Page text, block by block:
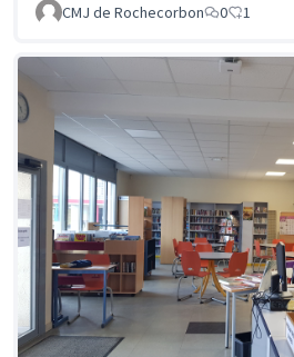
CMJ de Rochecorbon
0 1